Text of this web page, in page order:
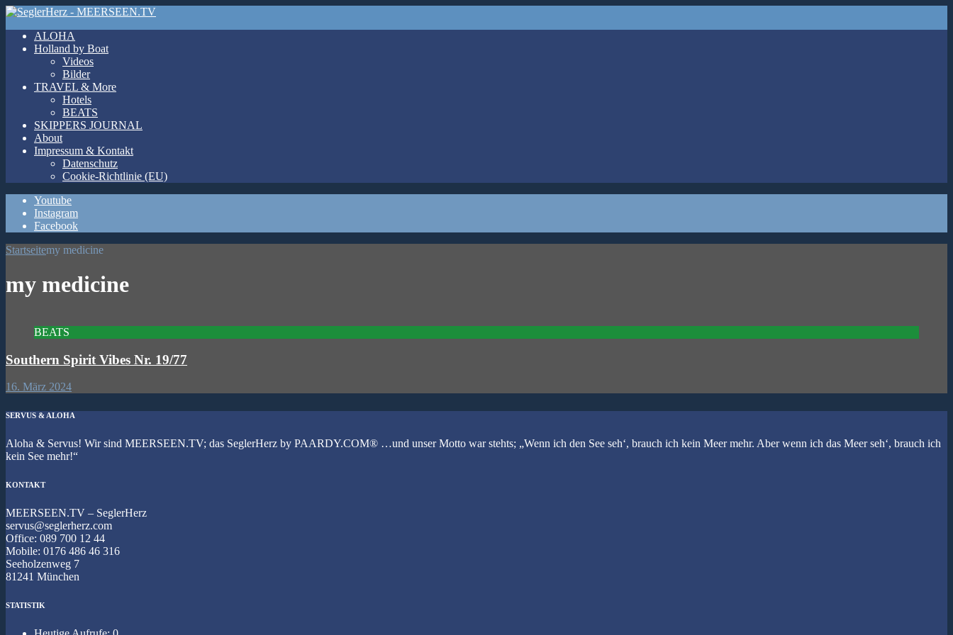
ALOHA
Holland by Boat
Videos
Bilder
TRAVEL & More
Hotels
BEATS
SKIPPERS JOURNAL
About
Impressum & Kontakt
Datenschutz
Cookie-Richtlinie (EU)
Youtube
Instagram
Facebook
Startseitemy medicine
my medicine
BEATS
Southern Spirit Vibes Nr. 19/77
16. März 2024
SERVUS & ALOHA
Aloha & Servus! Wir sind MEERSEEN.TV; das SeglerHerz by PAARDY.COM® …und unser Motto war stehts; „Wenn ich den See seh‘, brauch ich kein Meer mehr. Aber wenn ich das Meer seh‘, brauch ich
kein See mehr!“
KONTAKT
MEERSEEN.TV – SeglerHerz
servus@seglerherz.com
Office: 089 700 12 44
Mobile: 0176 486 46 316
Seeholzenweg 7
81241 München
STATISTIK